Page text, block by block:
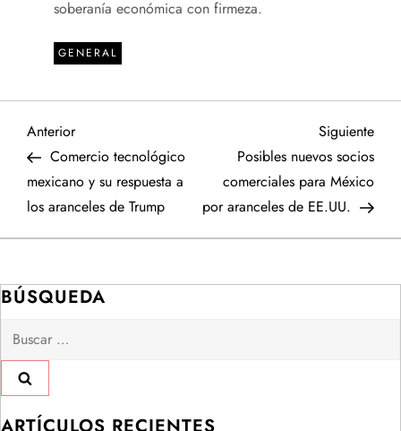
soberanía económica con firmeza.
GENERAL
N
a
v
g
a
c
Entrada
anterior
Anterior
Comercio tecnológico
mexicano y su respuesta a
los aranceles de Trump
Siguiente
Posibles nuevos socios
comerciales para México
por aranceles de EE.UU.
BÚSQUEDA
Buscar: